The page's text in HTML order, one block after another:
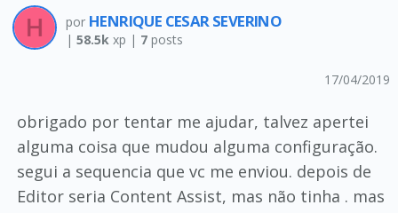
por HENRIQUE CESAR SEVERINO
| 58.5kxp | 7posts
17/04/2019
obrigado por tentar me ajudar, talvez apertei
alguma coisa que mudou alguma configuração.
segui a sequencia que vc me enviou. depois de
Editor seria Content Assist, mas não tinha . mas